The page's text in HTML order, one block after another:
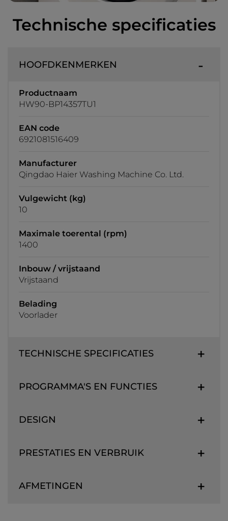
Technische specificaties
HOOFDKENMERKEN
Productnaam
HW90-BP14357TU1
EAN code
6921081516409
Manufacturer
Qingdao Haier Washing Machine Co. Ltd.
Vulgewicht (kg)
10
Maximale toerental (rpm)
1400
Inbouw / vrijstaand
Vrijstaand
Belading
Voorlader
TECHNISCHE SPECIFICATIES
PROGRAMMA'S EN FUNCTIES
DESIGN
PRESTATIES EN VERBRUIK
AFMETINGEN